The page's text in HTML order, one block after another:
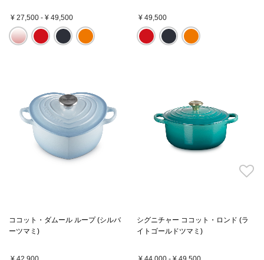
¥ 27,500 - ¥ 49,500 ¥ 49,500
ココット・ダムール ループ (シルバ
ーツマミ)
シグニチャー ココット・ロンド (ラ
イトゴールドツマミ)